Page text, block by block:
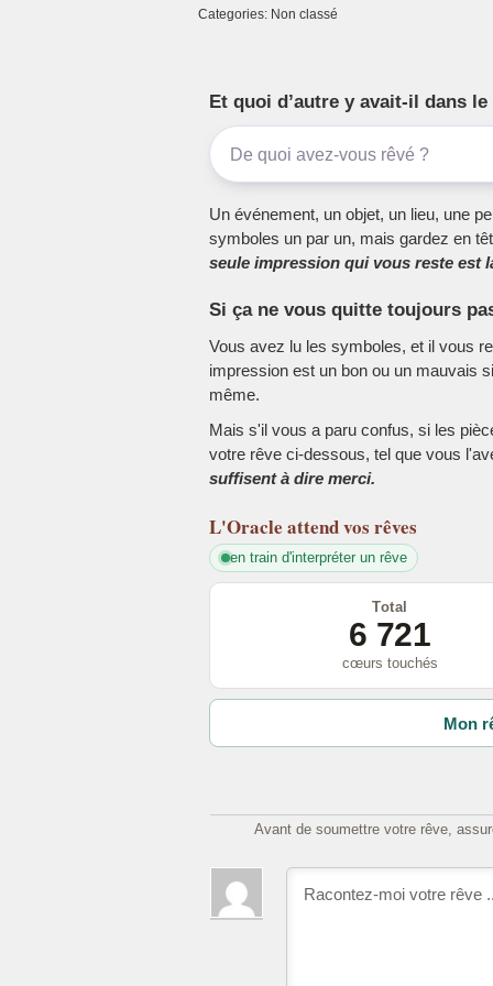
Categories: Non classé
Et quoi d’autre y avait-il dans le
Un événement, un objet, un lieu, une
symboles un par un, mais gardez en
seule impression qui vous reste est
Si ça ne vous quitte toujours
Vous avez lu les symboles, et il vous
impression est un bon ou un mauvais
même.
Mais s'il vous a paru confus, si les
votre rêve ci-dessous, tel que vous
suffisent à dire merci.
L'Oracle attend vos rêves
en train d'interpréter un rêve
Total
6 721
cœurs touchés
Mon
Avant de soumettre votre rêve,